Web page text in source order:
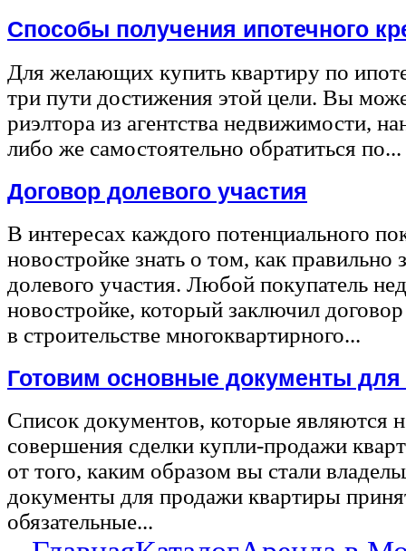
Способы получения ипотечного
Для желающих купить квартиру по
три пути достижения этой цели. Вы
риэлтора из агентства недвижимости,
либо же самостоятельно обратиться по...
Договор долевого участия
В интересах каждого потенциального
новостройке знать о том, как правильно
долевого участия. Любой покупатель
новостройке, который заключил
в строительстве многоквартирного...
Готовим основные документы
Список документов, которые являются
совершения сделки купли-продажи
от того, каким образом вы стали
документы для продажи квартиры
обязательные...